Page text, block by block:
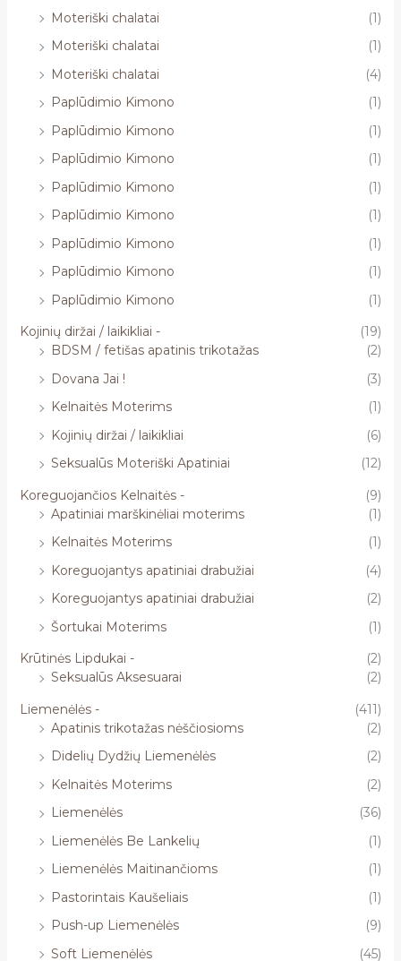
Moteriški chalatai
(1)
Moteriški chalatai
(1)
Moteriški chalatai
(4)
Paplūdimio Kimono
(1)
Paplūdimio Kimono
(1)
Paplūdimio Kimono
(1)
Paplūdimio Kimono
(1)
Paplūdimio Kimono
(1)
Paplūdimio Kimono
(1)
Paplūdimio Kimono
(1)
Paplūdimio Kimono
(1)
Kojinių diržai / laikikliai -
(19)
BDSM / fetišas apatinis trikotažas
(2)
Dovana Jai !
(3)
Kelnaitės Moterims
(1)
Kojinių diržai / laikikliai
(6)
Seksualūs Moteriški Apatiniai
(12)
Koreguojančios Kelnaitės -
(9)
Apatiniai marškinėliai moterims
(1)
Kelnaitės Moterims
(1)
Koreguojantys apatiniai drabužiai
(4)
Koreguojantys apatiniai drabužiai
(2)
Šortukai Moterims
(1)
Krūtinės Lipdukai -
(2)
Seksualūs Aksesuarai
(2)
Liemenėlės -
(411)
Apatinis trikotažas nėščiosioms
(2)
Didelių Dydžių Liemenėlės
(2)
Kelnaitės Moterims
(2)
Liemenėlės
(36)
Liemenėlės Be Lankelių
(1)
Liemenėlės Maitinančioms
(1)
Pastorintais Kaušeliais
(1)
Push-up Liemenėlės
(9)
Soft Liemenėlės
(45)